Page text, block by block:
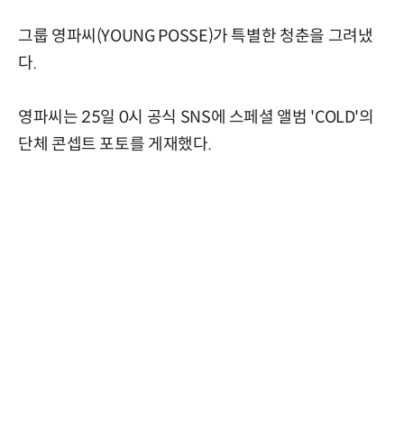
그룹 영파씨(YOUNG POSSE)가 특별한 청춘을 그려냈
다.
영파씨는 25일 0시 공식 SNS에 스페셜 앨범 'COLD'의
단체 콘셉트 포토를 게재했다.